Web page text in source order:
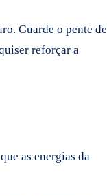
Guarde o pente de
reforçar a
as energias da